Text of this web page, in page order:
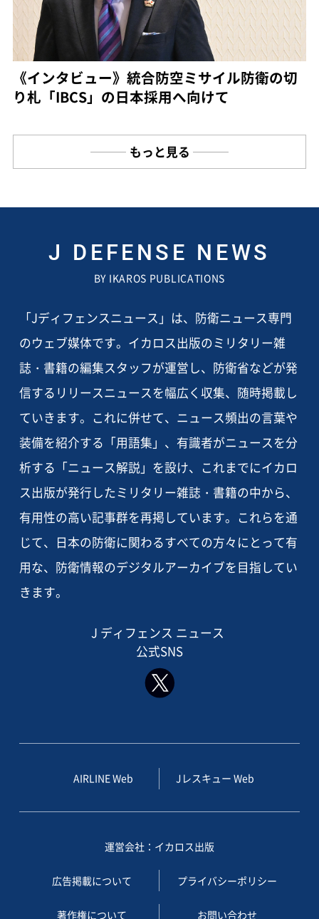
《インタビュー》統合防空ミサイル防衛の切
り札「IBCS」の日本採用へ向けて
もっと見る
J DEFENSE NEWS
BY IKAROS PUBLICATIONS
「Jディフェンスニュース」は、防衛ニュース専門
のウェブ媒体です。イカロス出版のミリタリー雑
誌・書籍の編集スタッフが運営し、防衛省などが発
信するリリースニュースを幅広く収集、随時掲載し
ていきます。これに併せて、ニュース頻出の言葉や
装備を紹介する「用語集」、有識者がニュースを分
析する「ニュース解説」を設け、これまでにイカロ
ス出版が発行したミリタリー雑誌・書籍の中から、
有用性の高い記事群を再掲しています。これらを通
じて、日本の防衛に関わるすべての方々にとって有
用な、防衛情報のデジタルアーカイブを目指してい
きます。
J ディフェンス ニュース
公式SNS
AIRLINE Web Jレスキュー Web
運営会社：イカロス出版
広告掲載について プライバシーポリシー
著作権について お問い合わせ